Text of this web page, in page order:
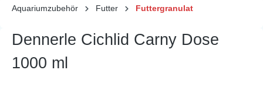
Aquariumzubehör Futter Futtergranulat
Dennerle Cichlid Carny Dose
1000 ml